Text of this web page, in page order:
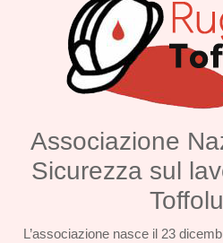
Associazione
Sicurezza sul
L’associazione nasce il 23